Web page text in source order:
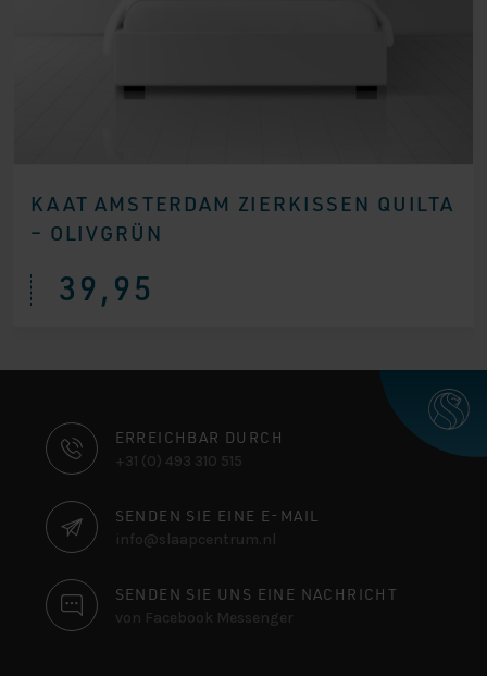
KAAT AMSTERDAM ZIERKISSEN QUILTA
– OLIVGRÜN
39,95
KONTAKTINFORMATIONEN
ERREICHBAR DURCH
+31 (0) 493 310 515
SENDEN SIE EINE E-MAIL
info@slaapcentrum.nl
SENDEN SIE UNS EINE NACHRICHT
von Facebook Messenger